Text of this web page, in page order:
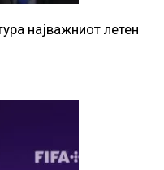
најважниот летен